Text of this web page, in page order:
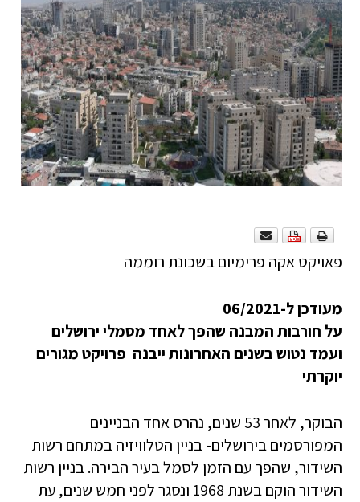
פאויקט אקה פרימיום בשכונת רוממה
מעודכן ל-06/2021
על חורבות המבנה שהפך לאחד מסמלי ירושלים
ועמד נטוש בשנים האחרונות ייבנה פרויקט מגורים
יוקרתי
הבוקר, לאחר 53 שנים, נהרס אחד הבניינים
המפורסמים בירושלים- בניין הטלוויזיה במתחם רשות
השידור, שהפך עם הזמן לסמל בעיר הבירה. בניין רשות
השידור הוקם בשנת 1968 ונסגר לפני חמש שנים, עת